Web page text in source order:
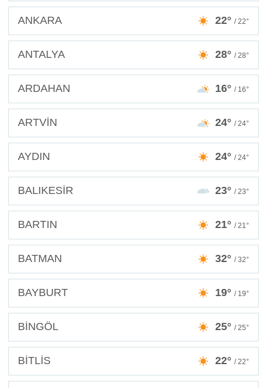
ANKARA 22° / 22°
ANTALYA 28° / 28°
ARDAHAN 16° / 16°
ARTVİN 24° / 24°
AYDIN 24° / 24°
BALIKESİR 23° / 23°
BARTIN 21° / 21°
BATMAN 32° / 32°
BAYBURT 19° / 19°
BİNGÖL 25° / 25°
BİTLİS 22° / 22°